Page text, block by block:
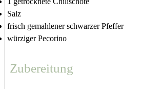
Salz
frisch gemahlener schwarzer Pfeffer
würziger Pecorino
Zubereitung